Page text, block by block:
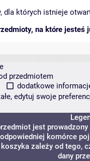
dla których istnieje
na które jesteś
przedmiotem
dodatkowe
edytuj swoje
jest
komórce
zależy od tego,
dany